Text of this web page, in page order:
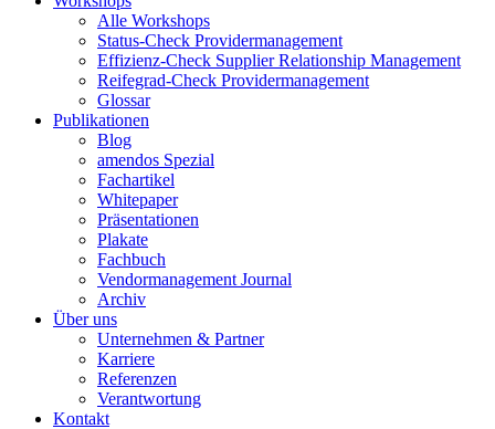
Alle Workshops
Status-Check Providermanagement
Effizienz-Check Supplier Relationship Management
Reifegrad-Check Providermanagement
Glossar
Publikationen
Blog
amendos Spezial
Fachartikel
Whitepaper
Präsentationen
Plakate
Fachbuch
Vendormanagement Journal
Archiv
Über uns
Unternehmen & Partner
Karriere
Referenzen
Verantwortung
Kontakt